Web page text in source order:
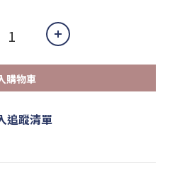
購物車
追蹤清單